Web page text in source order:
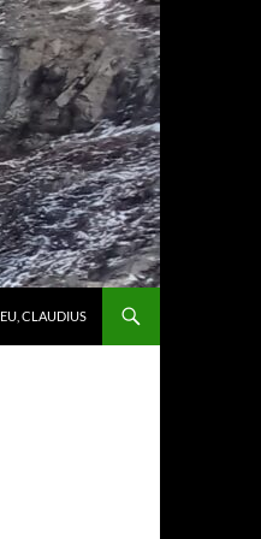
EU, CLAUDIUS